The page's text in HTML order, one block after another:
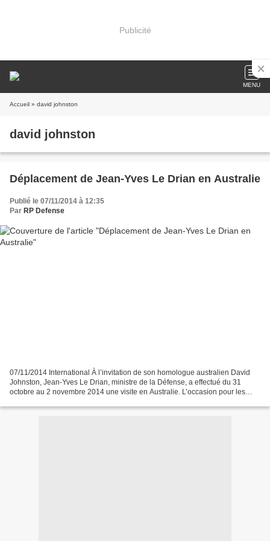
Publicité
MENU
Accueil » david johnston
david johnston
Déplacement de Jean-Yves Le Drian en Australie
Publié le 07/11/2014 à 12:35
Par RP Defense
07/11/2014 International À l’invitation de son homologue australien David
Johnston, Jean-Yves Le Drian, ministre de la Défense, a effectué du 31
octobre au 2 novembre 2014 une visite en Australie. L’occasion pour les